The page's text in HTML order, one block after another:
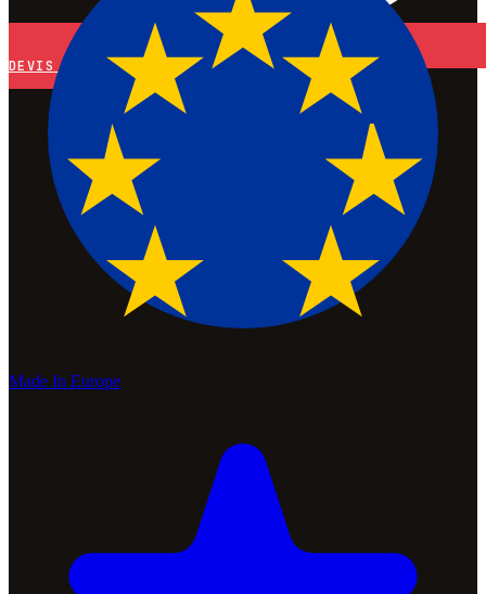
DEVIS
Made In Europe